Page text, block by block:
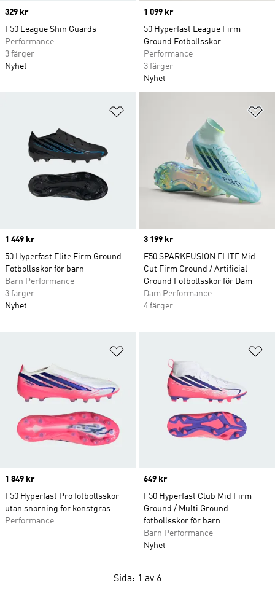
Price
329 kr
F50 League Shin Guards
Performance
3 färger
Nyhet
Price
1 099 kr
50 Hyperfast League Firm
Ground Fotbollsskor
Performance
3 färger
Nyhet
Price
1 449 kr
50 Hyperfast Elite Firm Ground
Fotbollsskor för barn
Barn Performance
3 färger
Nyhet
Price
3 199 kr
F50 SPARKFUSION ELITE Mid
Cut Firm Ground / Artificial
Ground Fotbollsskor för Dam
Dam Performance
4 färger
Price
1 849 kr
F50 Hyperfast Pro fotbollsskor
utan snörning för konstgräs
Performance
Price
649 kr
F50 Hyperfast Club Mid Firm
Ground / Multi Ground
fotbollsskor för barn
Barn Performance
Nyhet
Sida: 1 av 6